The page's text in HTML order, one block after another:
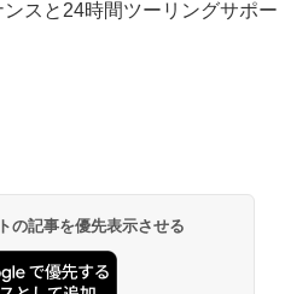
スと24時間ツーリングサポー
の記事を優先表示させる